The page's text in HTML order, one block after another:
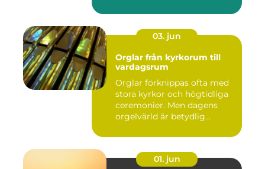
03. jun
Orglar från kyrkorum till
vardagsrum
Orglar förknippas ofta med
stora kyrkor och högtidliga
ceremonier. Men dagens
orgelvärld är betydlig...
01. jun